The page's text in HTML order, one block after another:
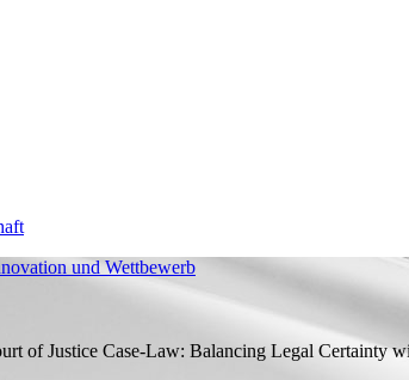
of Justice Case-Law: Balancing Legal Certainty